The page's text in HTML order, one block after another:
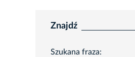
Znajdź
Szukana fraza: